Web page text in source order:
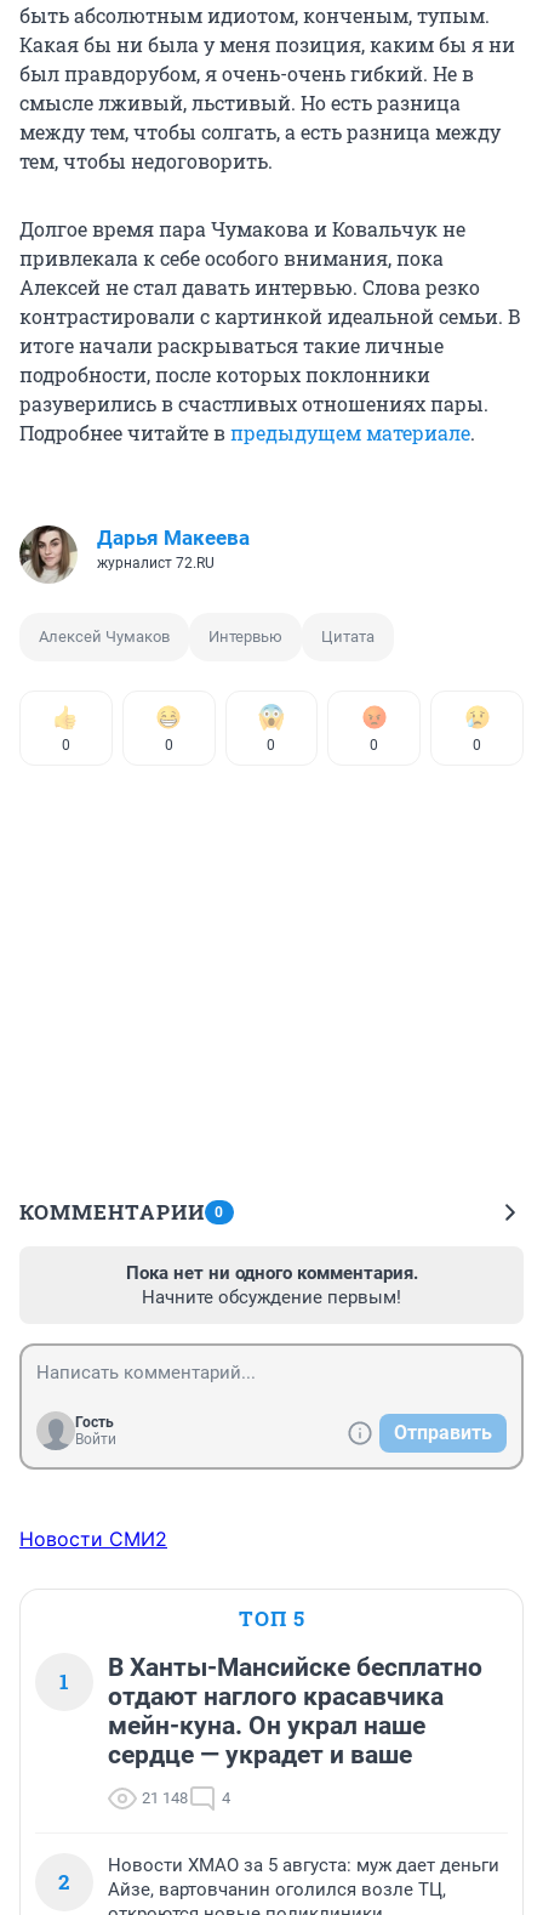
быть абсолютным идиотом, конченым, тупым.
Какая бы ни была у меня позиция, каким бы я ни
был правдорубом, я очень-очень гибкий. Не в
смысле лживый, льстивый. Но есть разница
между тем, чтобы солгать, а есть разница между
тем, чтобы недоговорить.
Долгое время пара Чумакова и Ковальчук не
привлекала к себе особого внимания, пока
Алексей не стал давать интервью. Слова резко
контрастировали с картинкой идеальной семьи. В
итоге начали раскрываться такие личные
подробности, после которых поклонники
разуверились в счастливых отношениях пары.
Подробнее читайте впредыдущем материале.
Дарья Макеева
журналист 72.RU
Алексей Чумаков Интервью Цитата
0 0 0 0 0
КОММЕНТАРИИ 0
Пока нет ни одного комментария.
Начните обсуждение первым!
Гость
Войти
Отправить
Новости СМИ2
ТОП 5
1
В Ханты-Мансийске бесплатно
отдают наглого красавчика
мейн-куна. Он украл наше
сердце — украдет и ваше
21 148 4
2
Новости ХМАО за 5 августа: муж дает деньги
Айзе, вартовчанин оголился возле ТЦ,